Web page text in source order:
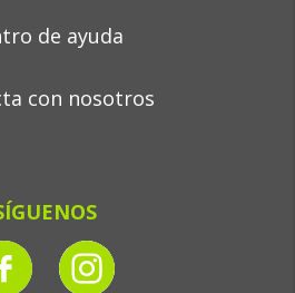
de ayuda
con nosotros